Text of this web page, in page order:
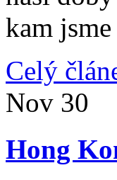
kam
Celý
Nov 30
Hong